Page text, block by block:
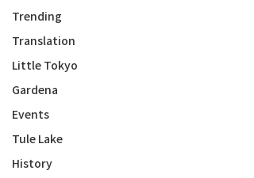
Trending
Translation
Little Tokyo
Gardena
Events
Tule Lake
History